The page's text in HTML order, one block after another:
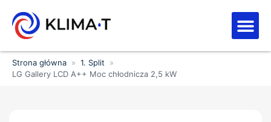
Strona główna » 1. Split
»
LG Gallery LCD A++ Moc chłodnicza 2,5 kW